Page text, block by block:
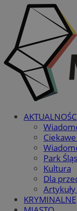
Park
Kultura
Dla
KRYMINALNE